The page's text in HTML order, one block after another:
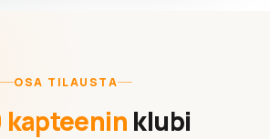
OSA TILAUSTA
kapteenin klubi